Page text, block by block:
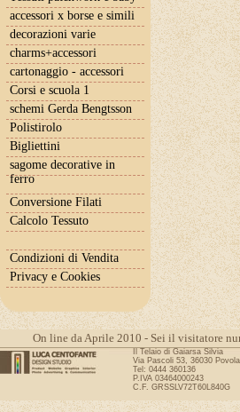
accessori x borse e simili
decorazioni varie
charms+accessori
cartonaggio - accessori
Corsi e scuola 1
schemi Gerda Bengtsson
Polistirolo
Bigliettini
sagome decorative in
ferro
Conversione Filati
Calcolo Tessuto
Condizioni di Vendita
Privacy e Cookies
On line da Aprile 2010 - Sei il visitatore
Il Telaio di Gaiarsa Silvia
Via Pascoli 53, 36030
Tel: 0444 360136
P.IVA 03464000243
C.F. GRSSLV72T60L840G